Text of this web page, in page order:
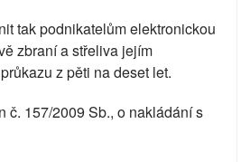
tak podnikatelům elektronickou
zbraní a střeliva jejím
z pěti na deset let.
č. 157/2009 Sb., o nakládání s